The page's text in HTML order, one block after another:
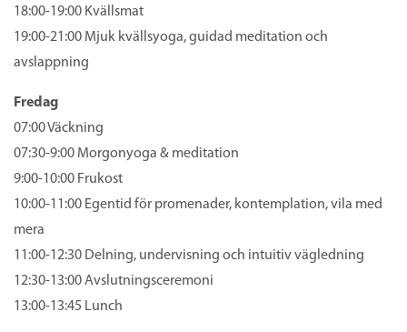
18:00-19:00 Kvällsmat
19:00-21:00 Mjuk kvällsyoga, guidad meditation och
avslappning
Fredag
07:00 Väckning
07:30-9:00 Morgonyoga & meditation
9:00-10:00 Frukost
10:00-11:00 Egentid för promenader, kontemplation, vila med
mera
11:00-12:30 Delning, undervisning och intuitiv vägledning
12:30-13:00 Avslutningsceremoni
13:00-13:45 Lunch